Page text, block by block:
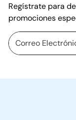
Regístrate para
promociones